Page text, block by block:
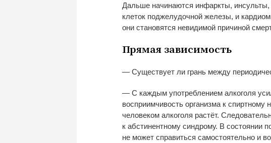
Дальше начинаются инфаркты, инсульты,
клеток поджелудочной железы, и
они становятся невидимой причиной
Прямая зависимость
— Существует ли грань между
— С каждым употреблением алкоголя
восприимчивость организма к спиртному
человеком алкоголя растёт.
к абстинентному синдрому. В состоянии
не может справиться самостоятельно и